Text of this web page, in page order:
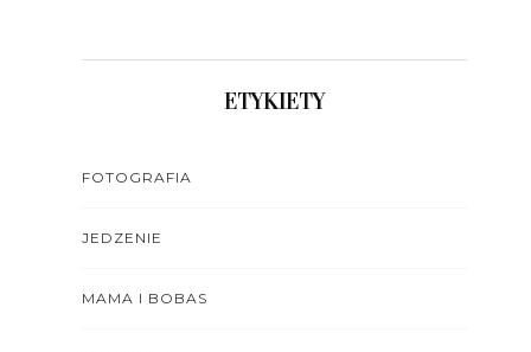
ETYKIETY
FOTOGRAFIA
JEDZENIE
MAMA I BOBAS